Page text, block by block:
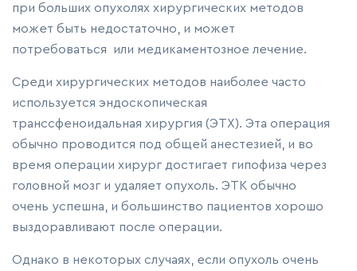
при больших опухолях хирургических методов
может быть недостаточно, и может
потребоваться или медикаментозное лечение.
Среди хирургических методов наиболее часто
используется эндоскопическая
транссфеноидальная хирургия (ЭТХ). Эта операция
обычно проводится под общей анестезией, и во
время операции хирург достигает гипофиза через
головной мозг и удаляет опухоль. ЭТК обычно
очень успешна, и большинство пациентов хорошо
выздоравливают после операции.
Однако в некоторых случаях, если опухоль очень